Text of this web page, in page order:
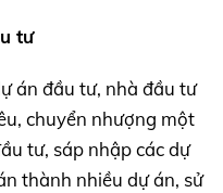
tư
án đầu tư, nhà đầu tư
chuyển nhượng một
tư, sáp nhập các dự
thành nhiều dự án, sử